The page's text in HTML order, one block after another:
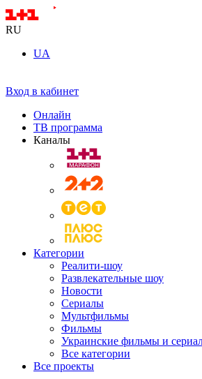
RU
UA
Вход в кабинет
Онлайн
ТВ программа
Каналы
Категории
Реалити-шоу
Развлекательные шоу
Новости
Сериалы
Мультфильмы
Фильмы
Украинские фильмы и
Все категории
Все проекты